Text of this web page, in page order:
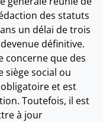
des statuts
un délai de trois
définitive.
concerne que des
social ou
obligatoire et est
Toutefois, il est
à jour